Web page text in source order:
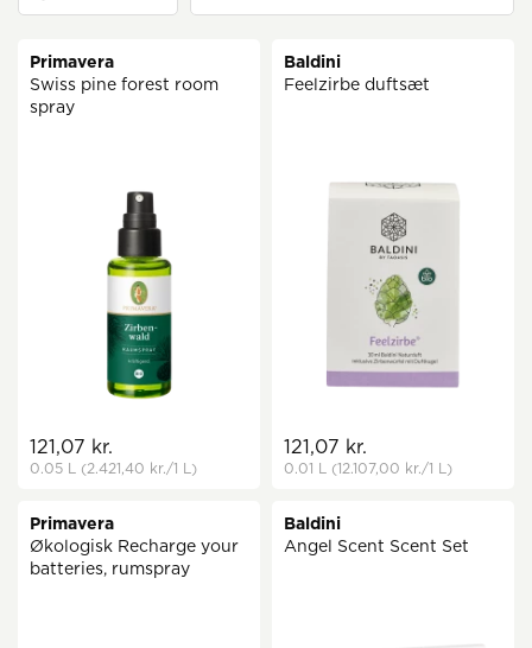
Primavera
Swiss pine forest room
spray
121,07 kr.
0.05 L (2.421,40 kr./1 L)
Baldini
Feelzirbe duftsæt
121,07 kr.
0.01 L (12.107,00 kr./1 L)
Primavera
Økologisk Recharge your
batteries, rumspray
Baldini
Angel Scent Scent Set